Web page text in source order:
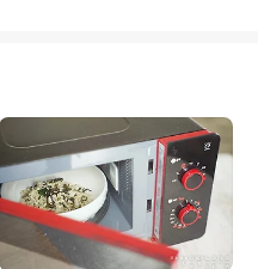
장히 많아
고 뿌듯하답
‘생잼’은
은 어디가 어떻
. 1. 이름이..